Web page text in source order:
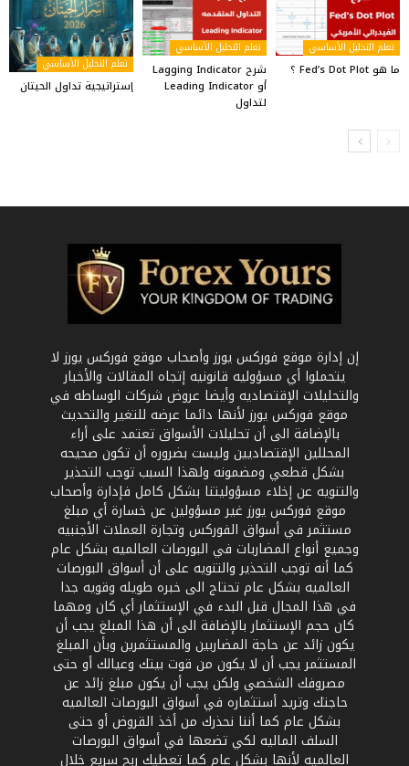
تعلم التحليل الأساسي
إستراتيجية تداول الحيتان
تعلم التحليل الأساسي
شرح Lagging Indicator
أو Leading Indicator
لتداول
تعلم التحليل الأساسي
ما هو Fed’s Dot Plot ؟
إن إدارة موقع فوركس يورز وأصحاب موقع فوركس يورز لا
يتحملوا أي مسؤوليه قانونيه إتجاه المقالات والأخبار
والتحليلات الإقتصاديه وأيضا عروض شركات الوساطه في
موقع فوركس يورز لأنها دائما عرضه للتغير والتحديث
بالإضافة الى أن تحليلات الأسواق تعتمد على أراء
المحللين الإقتصاديين وليست بضروره أن تكون صحيحه
بشكل قطعي ومضمونه ولهذا السبب توجب التحذير
والتنويه عن إخلاء مسؤوليتنا بشكل كامل فإدارة وأصحاب
موقع فوركس يورز غير مسؤولين عن خسارة أي مبلغ
مستثمر في أسواق الفوركس وتجارة العملات الأجنبيه
وجميع أنواع المضاربات في البورصات العالميه بشكل عام
كما أنه توجب التحذير والتنويه على أن أسواق البورصات
العالميه بشكل عام تحتاج الى خبره طويله وقويه جدا
في هذا المجال قبل البدء في الإستثمار أي كان ومهما
كان حجم الإستثمار بالإضافة الى أن هذا المبلغ يجب أن
يكون زائد عن حاجة المضاربين والمستثمرين وبأن المبلغ
المستثمر يجب أن لا يكون من قوت بيتك وعيالك أو حتى
مصروفك الشخصي ولكن يجب أن يكون مبلغ زائد عن
حاجتك وتريد أستثماره في أسواق البورصات العالميه
بشكل عام كما أننا نحذرك من أخذ القروض أو حتى
السلف الماليه لكي تضعها في أسواق البورصات
العالميه لأنها بشكل عام كما تعطيك ربح سريع خلال